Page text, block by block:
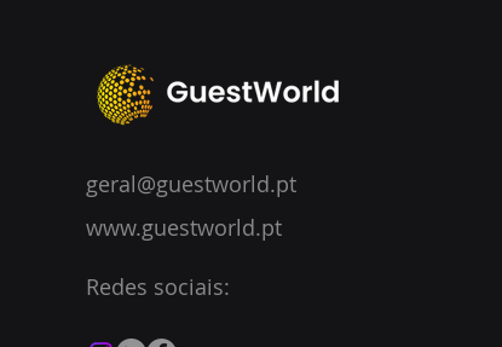
geral@guestworld.pt
www.guestworld.pt
Redes sociais: